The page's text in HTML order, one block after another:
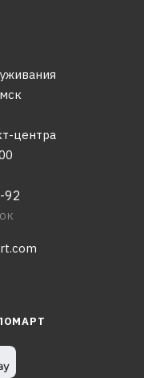
центра
92